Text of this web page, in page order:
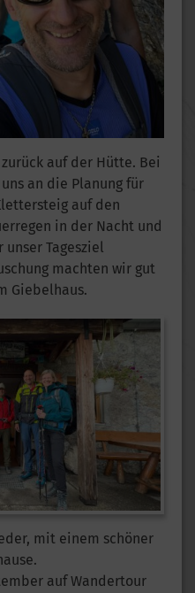
auf der Hütte. Bei
an die Planung für
auf den
in der Nacht und
Tagesziel
machten wir gut
Giebelhaus.
mit einem schöner
auf Wandertour